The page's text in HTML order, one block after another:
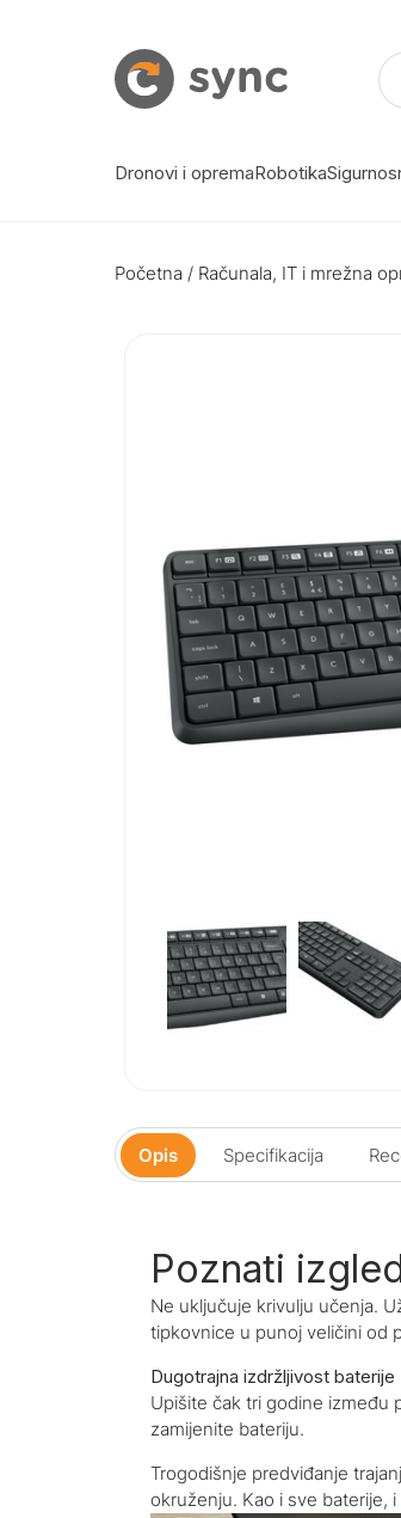
Dronovi i opremaRobotika
Početna / Računala, IT i mrežna
Opis Specifikacija
Poznati
Ne uključuje krivulju učenja.
tipkovnice u punoj veličini od
Dugotrajna izdržljivost baterije
Upišite čak tri godine između
zamijenite bateriju.
Trogodišnje predviđanje
okruženju. Kao i sve baterije,